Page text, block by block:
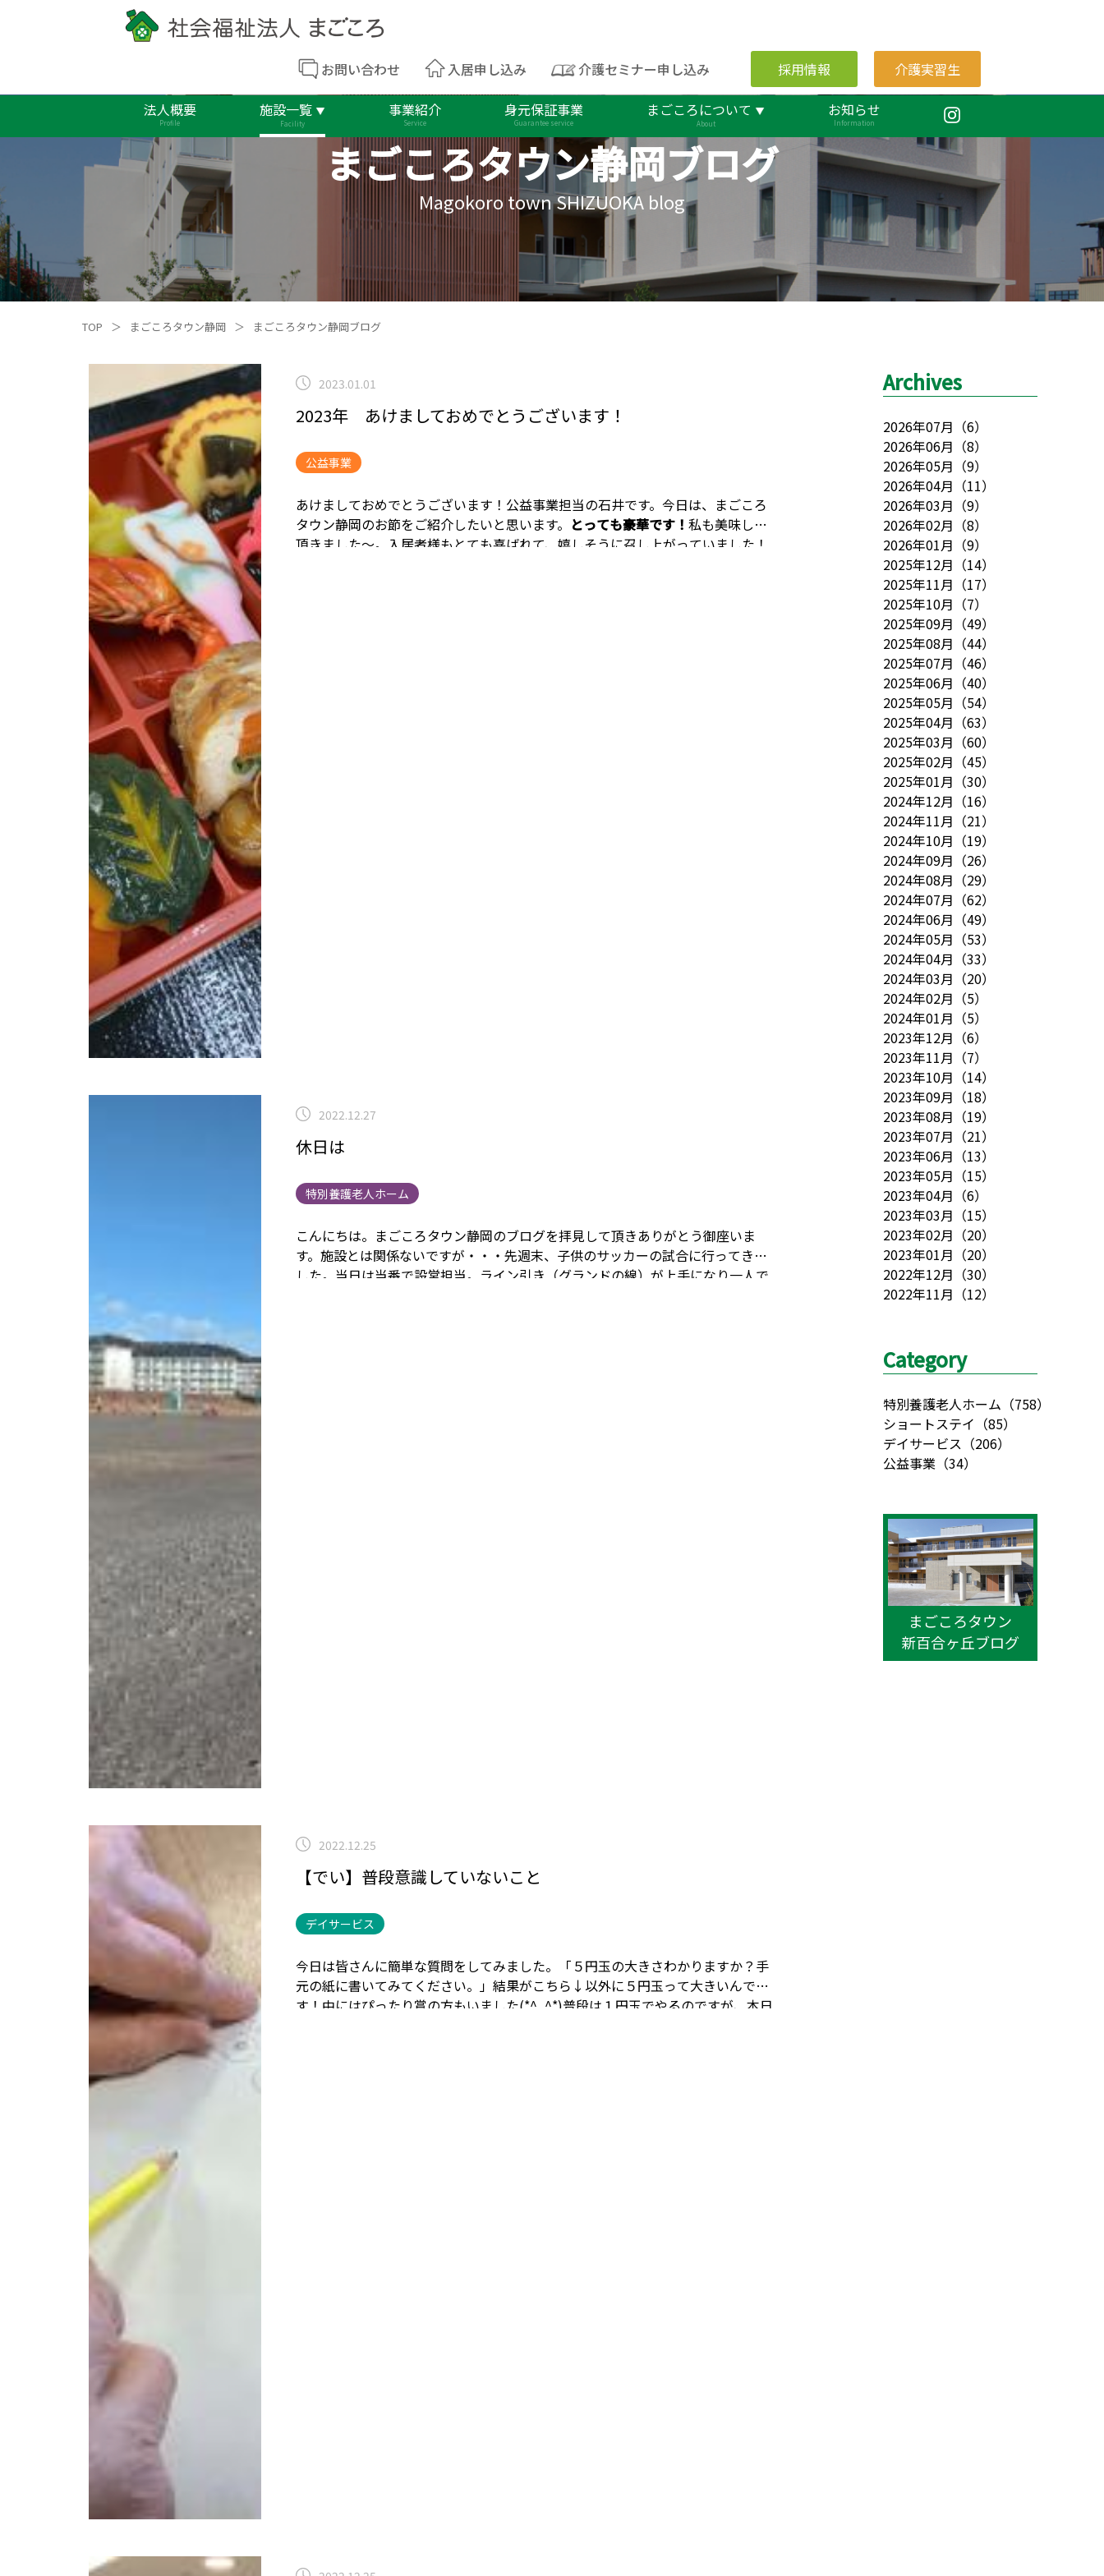
お問い合わせ 入居申し込み 介護セミナー申し込み 採用情報 介護実習生
法人概要
Profile
施設一覧
Facility
事業紹介
Service
身元保証事業
Guarantee service
まごころについて
About
お知らせ
Information
まごころタウン静岡ブログ
Magokoro town SHIZUOKA blog
TOP ＞ まごころタウン静岡 ＞ まごころタウン静岡ブログ
2023.01.01
2023年 あけましておめでとうございます！
公益事業
あけましておめでとうございます！ 公益事業担当の石井です。 今日は、まごころ
タウン静岡のお節をご紹介したいと思います。 とっても豪華です！ 私も美味しく
頂きました～。 入居者様もとても喜ばれて、嬉しそうに召し上がっていました！
2022.12.27
休日は
特別養護老人ホーム
こんにちは。 まごころタウン静岡のブログを拝見して頂きありがとう御座いま
す。 施設とは関係ないですが・・・ 先週末、子供のサッカーの試合に行ってきま
した。 当日は当番で設営担当。 ライン引き（グランドの線）が上手になり一人で
2022.12.25
【でい】普段意識していないこと
デイサービス
今日は皆さんに簡単な質問をしてみました。
「５円玉の大きさわかりますか？手
元の紙に書いてみてください。」 結果がこちら↓ 以外に５円玉って大きいんで
す！ 中にはぴったり賞の方もいました(*^_^*)普段は１円玉でやるのですが、本日
Archives
2026年07月 （6）
2026年06月 （8）
2026年05月 （9）
2026年04月 （11）
2026年03月 （9）
2026年02月 （8）
2026年01月 （9）
2025年12月 （14）
2025年11月 （17）
2025年10月 （7）
2025年09月 （49）
2025年08月 （44）
2025年07月 （46）
2025年06月 （40）
2025年05月 （54）
2025年04月 （63）
2025年03月 （60）
2025年02月 （45）
2025年01月 （30）
2024年12月 （16）
2024年11月 （21）
2024年10月 （19）
2024年09月 （26）
2024年08月 （29）
2024年07月 （62）
2024年06月 （49）
2024年05月 （53）
2024年04月 （33）
2024年03月 （20）
2024年02月 （5）
2024年01月 （5）
2023年12月 （6）
2023年11月 （7）
2023年10月 （14）
2023年09月 （18）
2023年08月 （19）
2023年07月 （21）
2023年06月 （13）
2023年05月 （15）
2023年04月 （6）
2023年03月 （15）
2023年02月 （20）
2023年01月 （20）
2022年12月 （30）
2022年11月 （12）
Category
特別養護老人ホーム （758）
ショートステイ （85）
デイサービス （206）
公益事業 （34）
まごころタウン
新百合ヶ丘ブログ